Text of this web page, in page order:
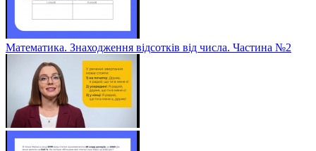
Математика. Знаходження відсотків від числа. Частина №2